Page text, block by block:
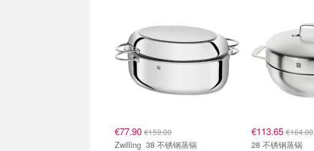
€77.90 €159.00
Zwilling 38 不锈钢蒸锅
€113.65€164.00
28 不锈钢蒸锅